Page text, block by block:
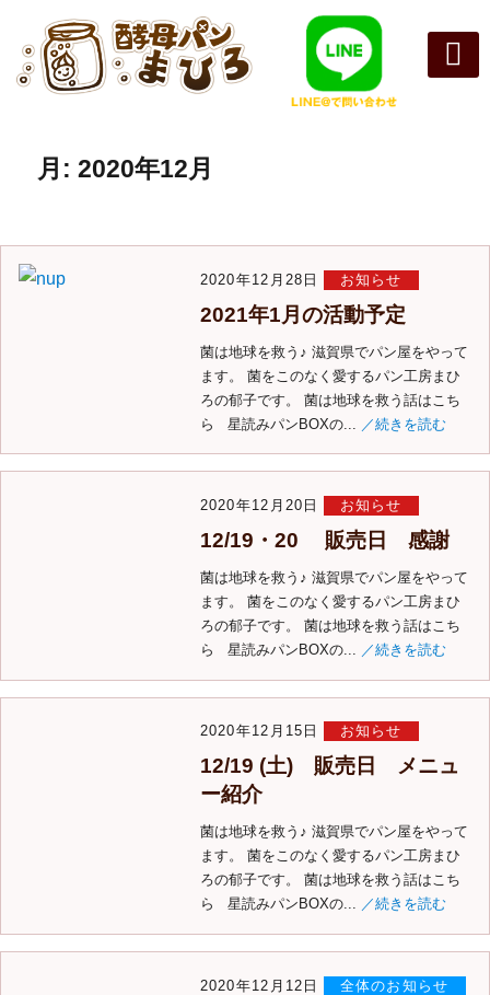
月:2020年12月
2020年12月28日 お知らせ
2021年1月の活動予定
菌は地球を救う♪ 滋賀県でパン屋をやって
ます。 菌をこのなく愛するパン工房まひ
ろの郁子です。 菌は地球を救う話はこち
ら 星読みパンBOXの...
／続きを読む
2020年12月20日 お知らせ
12/19・20 販売日 感謝
菌は地球を救う♪ 滋賀県でパン屋をやって
ます。 菌をこのなく愛するパン工房まひ
ろの郁子です。 菌は地球を救う話はこち
ら 星読みパンBOXの...
／続きを読む
2020年12月15日 お知らせ
12/19 (土) 販売日 メニュ
ー紹介
菌は地球を救う♪ 滋賀県でパン屋をやって
ます。 菌をこのなく愛するパン工房まひ
ろの郁子です。 菌は地球を救う話はこち
ら 星読みパンBOXの... ／続きを読む
2020年12月12日 全体のお知らせ